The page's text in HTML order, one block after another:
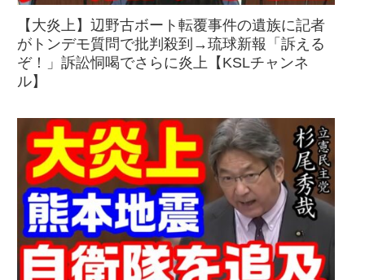
【大炎上】辺野古ボート転覆事件の遺族に記者
がトンデモ質問で批判殺到→琉球新報「訴える
ぞ！」訴訟恫喝でさらに炎上【KSLチャンネ
ル】